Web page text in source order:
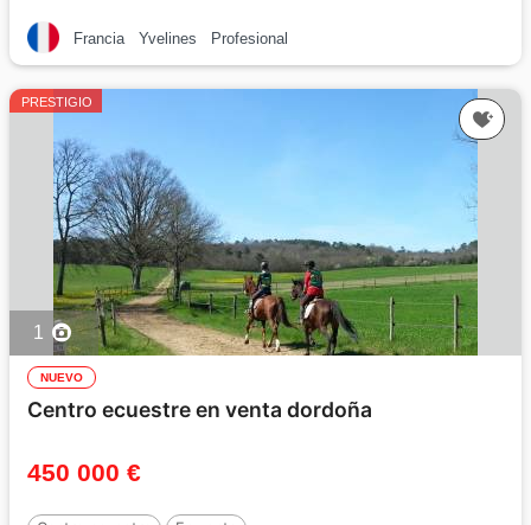
Francia Yvelines Profesional
PRESTIGIO
1
NUEVO
Centro ecuestre en venta dordoña
450 000 €